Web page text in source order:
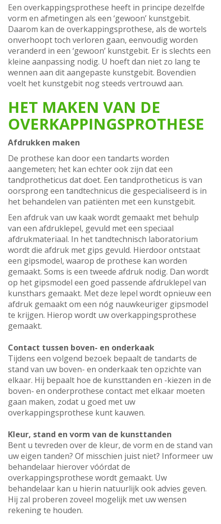
Een overkappingsprothese heeft in principe dezelfde
vorm en afmetingen als een ‘gewoon’ kunstgebit.
Daarom kan de overkappingsprothese, als de wortels
onverhoopt toch verloren gaan, eenvoudig worden
veranderd in een ‘gewoon’ kunstgebit. Er is slechts een
kleine aanpassing nodig. U hoeft dan niet zo lang te
wennen aan dit aangepaste kunstgebit. Bovendien
voelt het kunstgebit nog steeds vertrouwd aan.
HET MAKEN VAN DE
OVERKAPPINGSPROTHESE
Afdrukken maken
De prothese kan door een tandarts worden
aangemeten; het kan echter ook zijn dat een
tandprotheticus dat doet. Een tandprotheticus is van
oorsprong een tandtechnicus die gespecialiseerd is in
het behandelen van patiënten met een kunstgebit.
Een afdruk van uw kaak wordt gemaakt met behulp
van een afdruklepel, gevuld met een speciaal
afdrukmateriaal. In het tandtechnisch laboratorium
wordt die afdruk met gips gevuld. Hierdoor ontstaat
een gipsmodel, waarop de prothese kan worden
gemaakt. Soms is een tweede afdruk nodig. Dan wordt
op het gipsmodel een goed passende afdruklepel van
kunsthars gemaakt. Met deze lepel wordt opnieuw een
afdruk gemaakt om een nóg nauwkeuriger gipsmodel
te krijgen. Hierop wordt uw overkappingsprothese
gemaakt.
Contact tussen boven- en onderkaak
Tijdens een volgend bezoek bepaalt de tandarts de
stand van uw boven- en onderkaak ten opzichte van
elkaar. Hij bepaalt hoe de kunsttanden en -kiezen in de
boven- en onderprothese contact met elkaar moeten
gaan maken, zodat u goed met uw
overkappingsprothese kunt kauwen.
Kleur, stand en vorm van de kunsttanden
Bent u tevreden over de kleur, de vorm en de stand van
uw eigen tanden? Of misschien juist niet? Informeer uw
behandelaar hierover vóórdat de
overkappingsprothese wordt gemaakt. Uw
behandelaar kan u hierin natuurlijk ook advies geven.
Hij zal proberen zoveel mogelijk met uw wensen
rekening te houden.